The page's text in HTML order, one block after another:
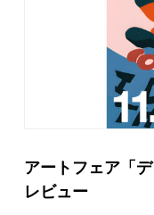
アートフェア「
レビュー